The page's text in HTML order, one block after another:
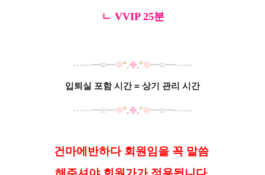
ㄴ VVIP 25분
······━≡━✼°.✤.°✼━≡━······
입퇴실 포함 시간 = 상기 관리 시간
······━≡━✼°.✤.°✼━≡━······
건마에반하다 회원임을 꼭 말씀